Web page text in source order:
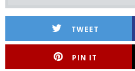
TWEET
PIN IT